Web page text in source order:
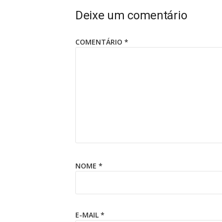
Deixe um comentário
COMENTÁRIO *
NOME *
E-MAIL *